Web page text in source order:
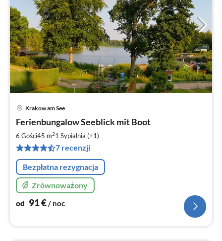
Krakow am See
Ferienbungalow Seeblick mit Boot
6 Gości45 m21 Sypialnia (+1)
7 recenzji
Bezpłatna rezygnacja
Zrównoważony
od 91€/ noc